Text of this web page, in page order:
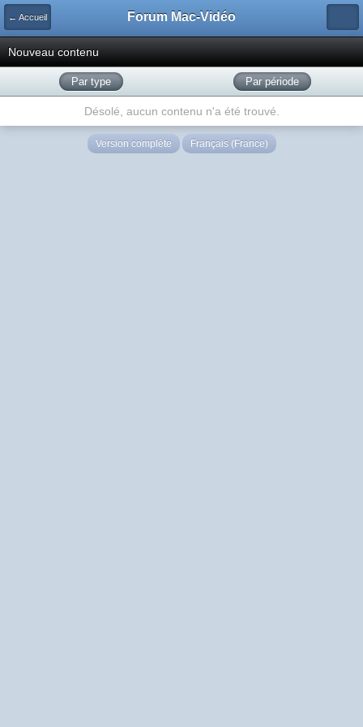
← Accueil Forum Mac-Vidéo
Nouveau contenu
Par type Par période
Désolé, aucun contenu n'a été trouvé.
Version complète Français (France)